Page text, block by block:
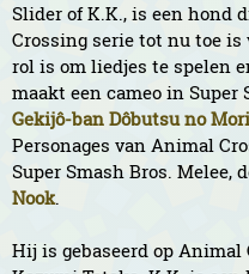
Slider of K.K., is een hond
Crossing serie tot nu toe
rol is om liedjes te spelen
maakt een cameo in Super
Gekijô-ban Dôbutsu no Mori
Personages van Animal
Super Smash Bros. Melee,
Nook.
Hij is gebaseerd op